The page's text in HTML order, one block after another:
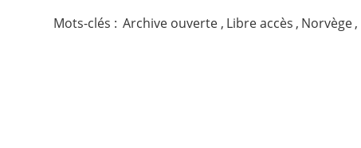
Nous suivre
Mots-clés : Archive ouverte , Libre accès , Norvège,